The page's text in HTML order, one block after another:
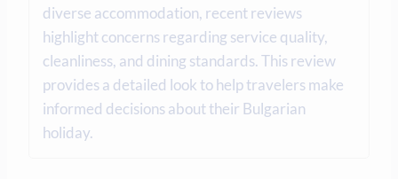
diverse accommodation, recent reviews
highlight concerns regarding service quality,
cleanliness, and dining standards. This review
provides a detailed look to help travelers make
informed decisions about their Bulgarian
holiday.